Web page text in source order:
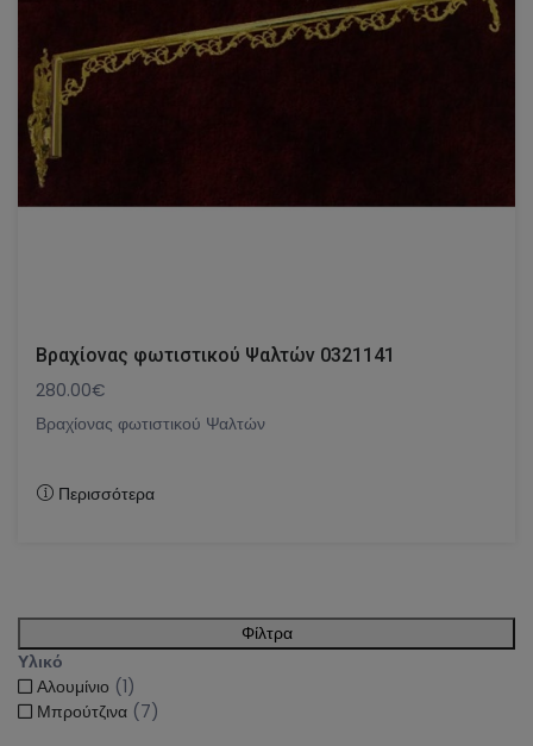
Βραχίονας φωτιστικού Ψαλτών 0321141
280.00€
Βραχίονας φωτιστικού Ψαλτών
Περισσότερα
Φίλτρα
Υλικό
Αλουμίνιο (1)
Μπρούτζινα (7)